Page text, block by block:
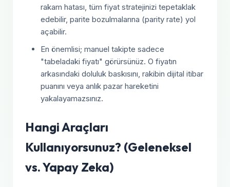
rakam hatası, tüm fiyat stratejinizi tepetaklak
edebilir, parite bozulmalarına (parity rate) yol
açabilir.
En önemlisi; manuel takipte sadece
"tabeladaki fiyatı" görürsünüz. O fiyatın
arkasındaki doluluk baskısını, rakibin dijital itibar
puanını veya anlık pazar hareketini
yakalayamazsınız.
Hangi Araçları
Kullanıyorsunuz? (Geleneksel
vs. Yapay Zeka)